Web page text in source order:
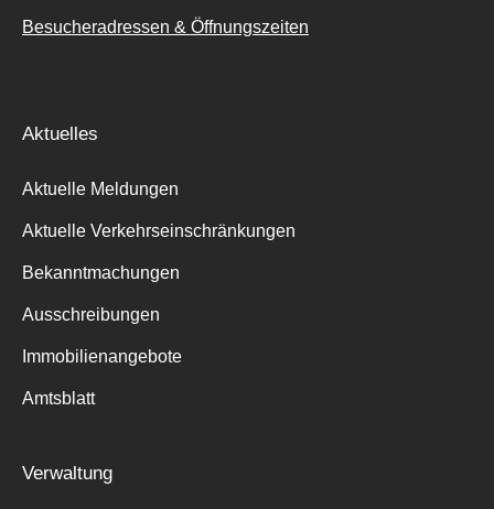
Besucheradressen & Öffnungszeiten
Aktuelles
Aktuelle Meldungen
Aktuelle Verkehrseinschränkungen
Bekanntmachungen
Ausschreibungen
Immobilienangebote
Amtsblatt
Verwaltung